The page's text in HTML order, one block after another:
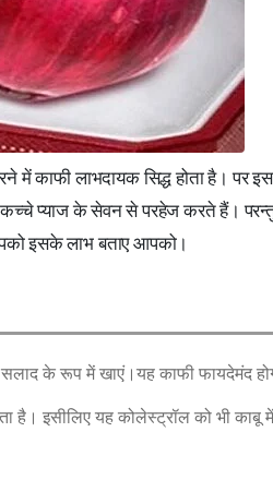
में काफी लाभदायक सिद्ध होता है। पर
कच्चे प्याज के सेवन से परहेज करते हैं।
इसके लाभ बताए आपको।
के रूप में खाएं।यह काफी फायदेमंद
है। इसीलिए यह कोलेस्ट्रॉल को भी काबू